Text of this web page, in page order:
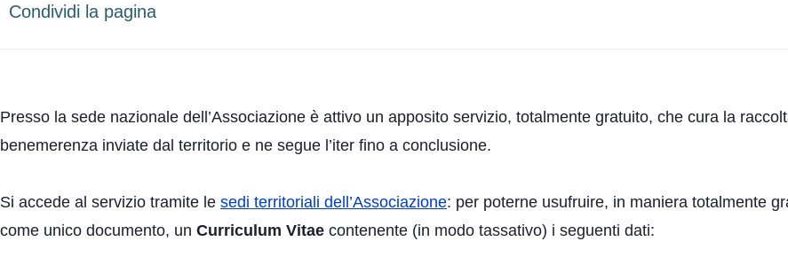
Condividi la pagina
Presso la sede nazionale dell’Associazione è attivo un apposito servizio, totalmente gratuito, che cura la
benemerenza inviate dal territorio e ne segue l’iter fino a conclusione.
Si accede al servizio tramite le sedi territoriali dell’Associazione: per poterne usufruire, in maniera totalmente
come unico documento, un Curriculum Vitae contenente (in modo tassativo) i seguenti dati: